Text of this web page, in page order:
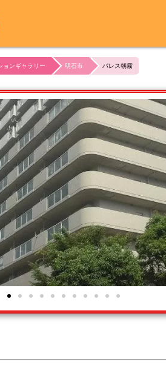
ョンギャラリー 明石市 パレス朝霧